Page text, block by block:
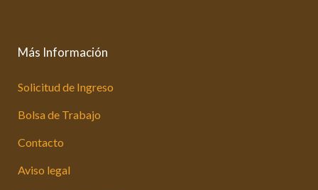
Más Información
Solicitud de Ingreso
Bolsa de Trabajo
Contacto
Aviso legal